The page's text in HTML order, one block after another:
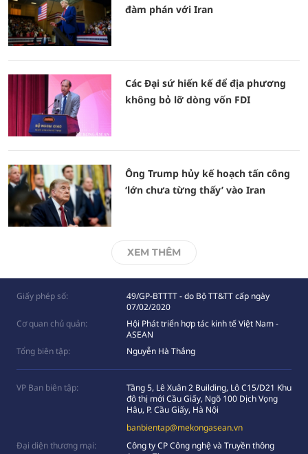
đàm phán với Iran
Các Đại sứ hiến kế để địa phương
không bỏ lỡ dòng vốn FDI
Ông Trump hủy kế hoạch tấn công
‘lớn chưa từng thấy’ vào Iran
XEM THÊM
Giấy phép số:
49/GP-BTTTT - do Bộ TT&TT cấp ngày
07/02/2020
Cơ quan chủ quản:
Hội Phát triển hợp tác kinh tế Việt Nam -
ASEAN
Tổng biên tập:
Nguyễn Hà Thắng
VP Ban biên tập:
Tầng 5, Lê Xuân 2 Building, Lô C15/D21 Khu
đô thị mới Cầu Giấy, Ngõ 100 Dịch Vọng
Hâụ, P. Cầu Giấy, Hà Nội
banbientap@mekongasean.vn
Đại diện thương mại:
Công ty CP Công nghệ và Truyền thông